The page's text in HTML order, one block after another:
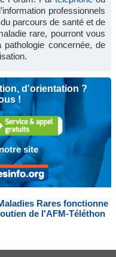
professionnels
parcours de santé et de
rare, pourront vous
concernée, de
d'orientation ?
!
site
Rares fonctionne
de l'AFM-Téléthon